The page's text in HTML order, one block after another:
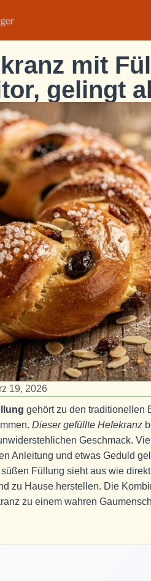
mit
gelingt
19, 2026
gehört zu den traditionellen
Dieser gefüllte Hefekranz
Geschmack.
Anleitung und etwas Geduld
Füllung sieht aus wie
zu Hause herstellen. Die
zu einem wahren